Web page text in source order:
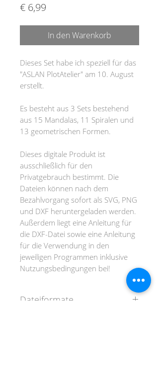
€ 6,99
In den Warenkorb
Dieses Set habe ich speziell für das
"ASLAN PlotAtelier" am 10. August
erstellt.
Es besteht aus 3 Sets bestehend
aus 15 Mandalas, 11 Spiralen und
13 geometrischen Formen.
Dieses digitale Produkt ist
ausschließlich für den
Privatgebrauch bestimmt. Die
Dateien können nach dem
Bezahlvorgang sofort als SVG, PNG
und DXF heruntergeladen werden.
Außerdem liegt eine Anleitung für
die DXF-Datei sowie eine Anleitung
für die Verwendung in den
jeweiligen Programmen inklusive
Nutzungsbedingungen bei!
Dateiformate